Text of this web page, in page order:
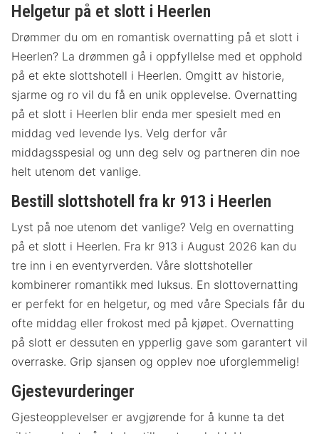
Helgetur på et slott i Heerlen
Drømmer du om en romantisk overnatting på et slott i
Heerlen? La drømmen gå i oppfyllelse med et opphold
på et ekte slottshotell i Heerlen. Omgitt av historie,
sjarme og ro vil du få en unik opplevelse. Overnatting
på et slott i Heerlen blir enda mer spesielt med en
middag ved levende lys. Velg derfor vår
middagsspesial og unn deg selv og partneren din noe
helt utenom det vanlige.
Bestill slottshotell fra kr 913 i Heerlen
Lyst på noe utenom det vanlige? Velg en overnatting
på et slott i Heerlen. Fra kr 913 i August 2026 kan du
tre inn i en eventyrverden. Våre slottshoteller
kombinerer romantikk med luksus. En slottovernatting
er perfekt for en helgetur, og med våre Specials får du
ofte middag eller frokost med på kjøpet. Overnatting
på slott er dessuten en ypperlig gave som garantert vil
overraske. Grip sjansen og opplev noe uforglemmelig!
Gjestevurderinger
Gjesteopplevelser er avgjørende for å kunne ta det